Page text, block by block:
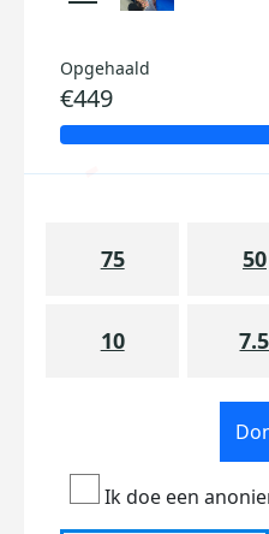
Opgehaald
€449
75 50
10 7.5
Ik doe een